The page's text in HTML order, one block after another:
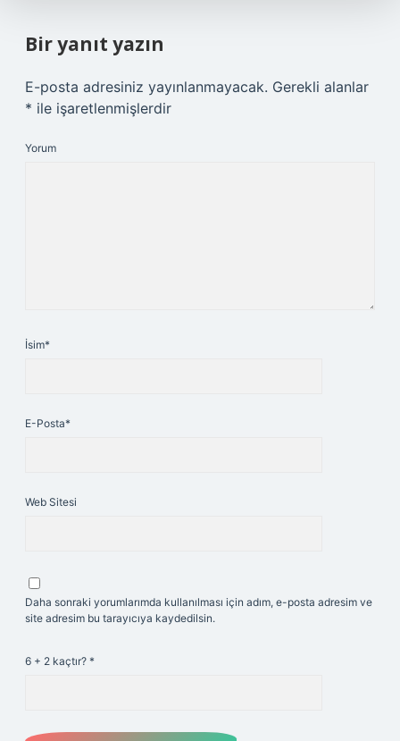
Bir yanıt yazın
E-posta adresiniz yayınlanmayacak. Gerekli alanlar
* ile işaretlenmişlerdir
Yorum
İsim*
E-Posta*
Web Sitesi
Daha sonraki yorumlarımda kullanılması için adım, e-posta adresim ve
site adresim bu tarayıcıya kaydedilsin.
6 + 2 kaçtır? *